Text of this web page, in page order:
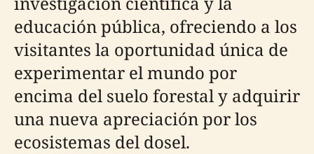
educación pública, ofreciendo a los
visitantes la oportunidad única de
experimentar el mundo por
encima del suelo forestal y adquirir
una nueva apreciación por los
ecosistemas del dosel.